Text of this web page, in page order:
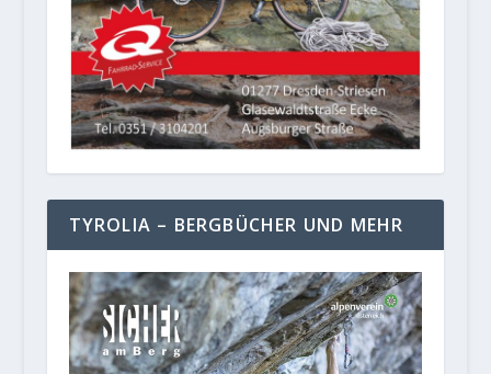
TYROLIA – BERGBÜCHER UND MEHR